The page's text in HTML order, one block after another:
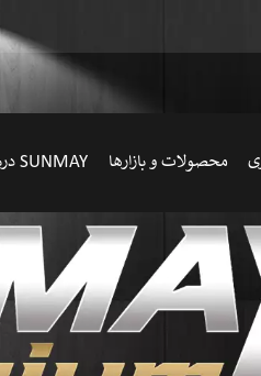
درباره SUNMAY محصولات و بازارها